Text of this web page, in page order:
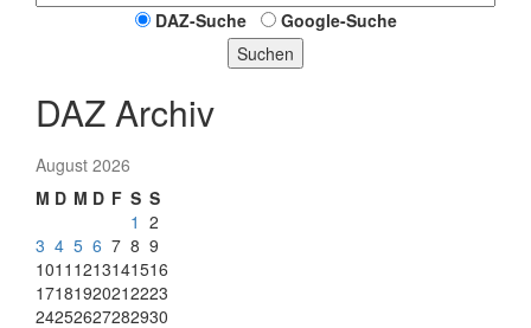
DAZ-Suche
Google-Suche
Suchen
DAZ Archiv
August 2026
M D M D F S S
1 2
3 4 5 6 7 8 9
1011 1213141516
17181920212223
24252627282930